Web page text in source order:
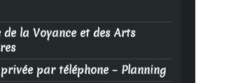
de la Voyance et des Arts
par téléphone – Planning